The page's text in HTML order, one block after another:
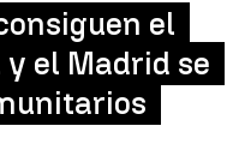
el
el Madrid se